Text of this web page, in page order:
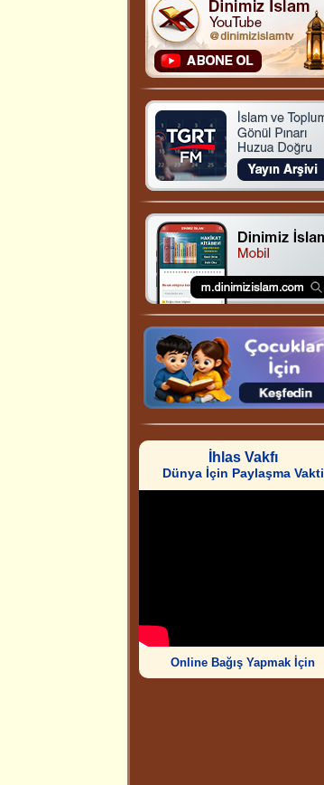
İhlas Vakfı
Dünya İçin Paylaşma Vakti
Online Bağış Yapmak İçin